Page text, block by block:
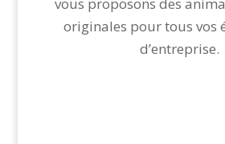
originales pour tous vos
d’entreprise.